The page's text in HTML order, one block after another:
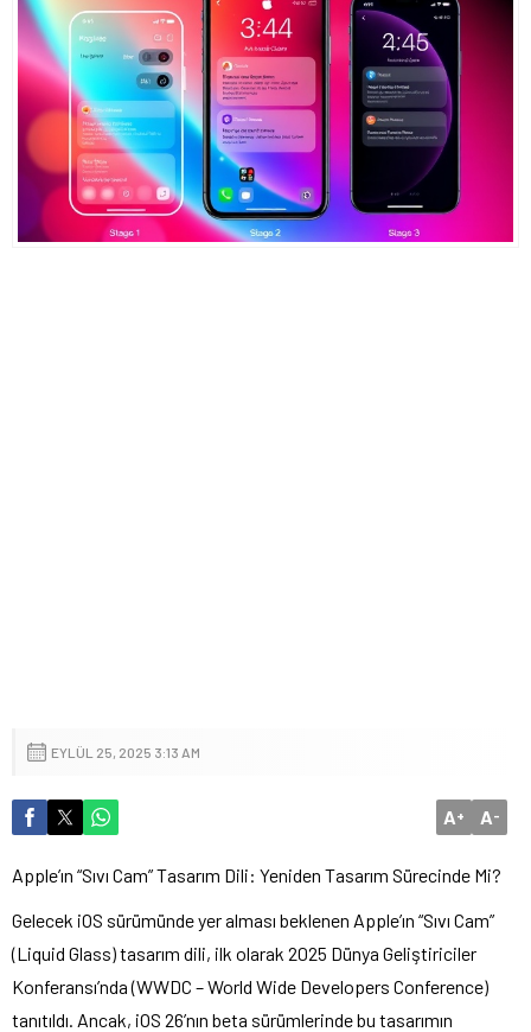
EYLÜL 25, 2025 3:13 AM
A+ A-
Apple’ın “Sıvı Cam” Tasarım Dili: Yeniden Tasarım Sürecinde Mi?
Gelecek iOS sürümünde yer alması beklenen Apple’ın “Sıvı Cam”
(Liquid Glass) tasarım dili, ilk olarak 2025 Dünya Geliştiriciler
Konferansı’nda (WWDC – World Wide Developers Conference)
tanıtıldı. Ancak, iOS 26’nın beta sürümlerinde bu tasarımın